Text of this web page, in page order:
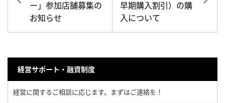
ー」参加店舗募集の
お知らせ
早期購入割引）の購
入について
経営サポート・融資制度
経営に関するご相談に応じます。まずはご連絡を！